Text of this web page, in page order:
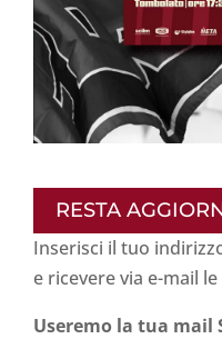
RESTA
Inserisci il tuo
e ricevere via e-mail
Useremo la tua mail